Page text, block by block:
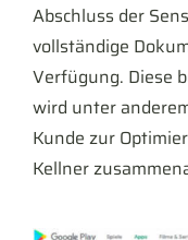
Abschluss der
vollständige
Verfügung. Diese
wird unter
Kunde zur
Kellner